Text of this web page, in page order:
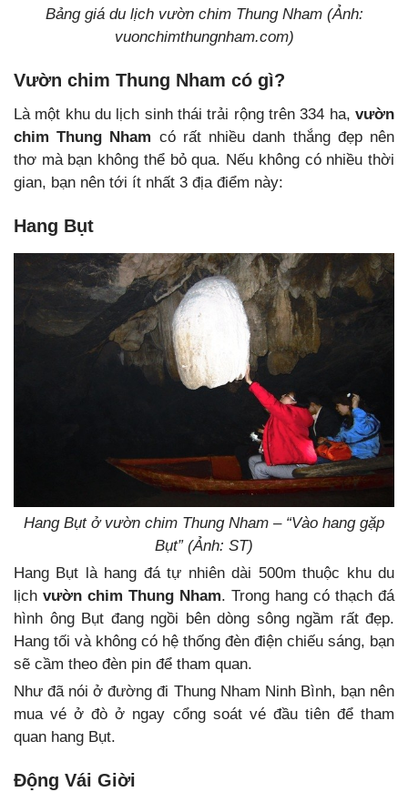
Bảng giá du lịch vườn chim Thung Nham (Ảnh:
vuonchimthungnham.com)
Vườn chim Thung Nham có gì?
Là một khu du lịch sinh thái trải rộng trên 334 ha, vườn
chim Thung Nham có rất nhiều danh thắng đẹp nên
thơ mà bạn không thể bỏ qua. Nếu không có nhiều thời
gian, bạn nên tới ít nhất 3 địa điểm này:
Hang Bụt
Hang Bụt ở vườn chim Thung Nham – “Vào hang gặp
Bụt” (Ảnh: ST)
Hang Bụt là hang đá tự nhiên dài 500m thuộc khu du
lịch vườn chim Thung Nham. Trong hang có thạch đá
hình ông Bụt đang ngồi bên dòng sông ngầm rất đẹp.
Hang tối và không có hệ thống đèn điện chiếu sáng, bạn
sẽ cầm theo đèn pin để tham quan.
Như đã nói ở đường đi Thung Nham Ninh Bình, bạn nên
mua vé ở đò ở ngay cổng soát vé đầu tiên để tham
quan hang Bụt.
Động Vái Giời